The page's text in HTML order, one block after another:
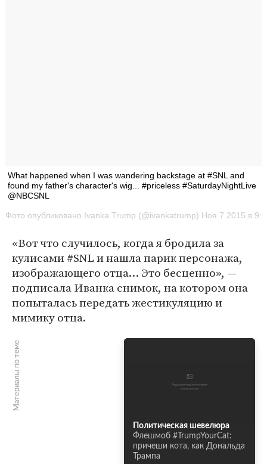
What happened when I was wandering backstage at #SNL and
found my father's character's wig... #priceless #SaturdayNightLive
@NBCSNL
Фото опубликовано Ivanka Trump (@ivankatrump) Ноя 7 2015 в
«Вот что случилось, когда я бродила за
кулисами #SNL и нашла парик персонажа,
изображающего отца… Это бесценно», —
подписала Иванка снимок, на котором она
попыталась передать жестикуляцию и
мимику отца.
Материалы по теме
Политическая шевелюра
Флешмоб #TrumpYourCat:
причеши кота, как Дональда
Трампа